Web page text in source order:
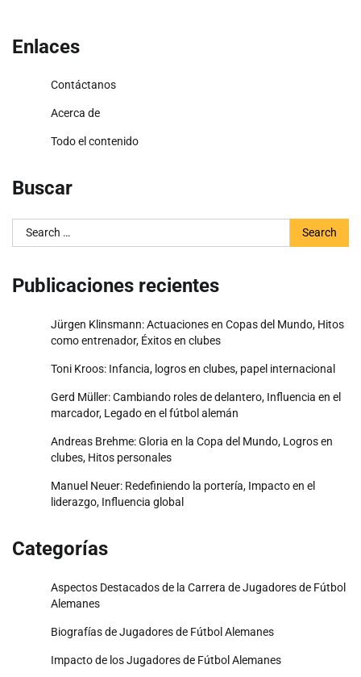
Enlaces
Contáctanos
Acerca de
Todo el contenido
Buscar
Search
for:
Publicaciones recientes
Jürgen Klinsmann: Actuaciones en Copas del Mundo, Hitos
como entrenador, Éxitos en clubes
Toni Kroos: Infancia, logros en clubes, papel internacional
Gerd Müller: Cambiando roles de delantero, Influencia en el
marcador, Legado en el fútbol alemán
Andreas Brehme: Gloria en la Copa del Mundo, Logros en
clubes, Hitos personales
Manuel Neuer: Redefiniendo la portería, Impacto en el
liderazgo, Influencia global
Categorías
Aspectos Destacados de la Carrera de Jugadores de Fútbol
Alemanes
Biografías de Jugadores de Fútbol Alemanes
Impacto de los Jugadores de Fútbol Alemanes